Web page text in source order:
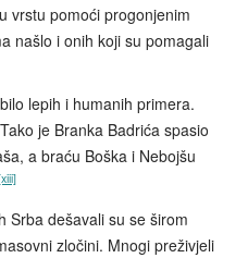
vrstu pomoći progonjenim
našlo i onih koji su pomagali
lepih i humanih primera.
je Branka Badrića spasio
a braću Boška i Nebojšu
Srba dešavali su se širom
zločini. Mnogi preživjeli